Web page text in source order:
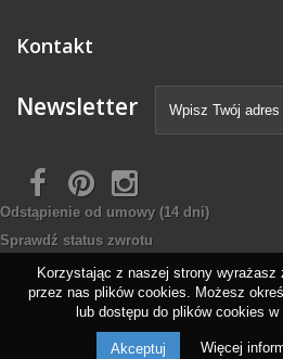
Kontakt
Newsletter
Korzystając z naszej strony wyrażasz
przez nas plików cookies. Możesz
lub dostępu do plików cookies
Akceptuj Więcej
Odstąpienie od umowy (14 dni)
Sprawdź status zwrotu